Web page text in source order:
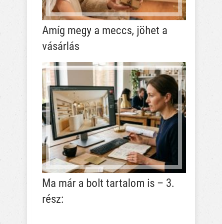
Amíg megy a meccs, jöhet a
vásárlás
Ma már a bolt tartalom is – 3.
rész: